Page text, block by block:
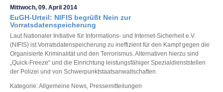
Mittwoch, 09. April 2014
EuGH-Urteil: NIFIS begrüßt Nein zur
Vorratsdatenspeicherung
Laut Nationaler Initiative für Informations- und Internet-Sicherheit e.V.
(NIFIS) ist Vorratsdatenspeicherung zu ineffizient für den Kampf gegen die
Organisierte Kriminalität und den Terrorismus. Alternativen hierzu sind
„Quick-Freeze“ und die Einrichtung leistungsfähiger Spezialdienststellen
der Polizei und von Schwerpunktstaatsanwaltschaften.
Kategorie: Allgemeine News, Pressemitteilungen